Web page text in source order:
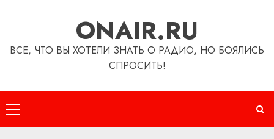
ONAIR.RU
ВСЕ, ЧТО ВЫ ХОТЕЛИ ЗНАТЬ О РАДИО, НО БОЯЛИСЬ
СПРОСИТЬ!
Основное
меню